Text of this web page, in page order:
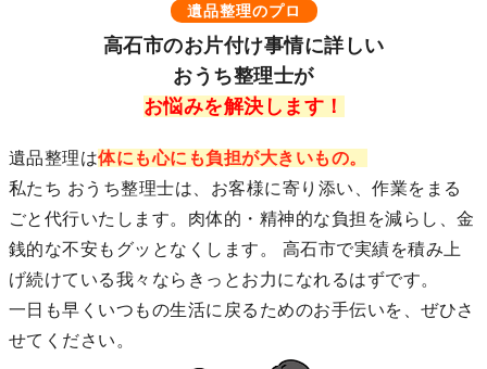
遺品整理のプロ
高石市のお片付け事情に詳しい
おうち整理士が
お悩みを解決します！
遺品整理は体にも心にも負担が大きいもの。
私たち おうち整理士は、お客様に寄り添い、作業をまる
ごと代行いたします。肉体的・精神的な負担を減らし、金
銭的な不安もグッとなくします。 高石市で実績を積み上
げ続けている我々ならきっとお力になれるはずです。
一日も早くいつもの生活に戻るためのお手伝いを、ぜひさ
せてください。